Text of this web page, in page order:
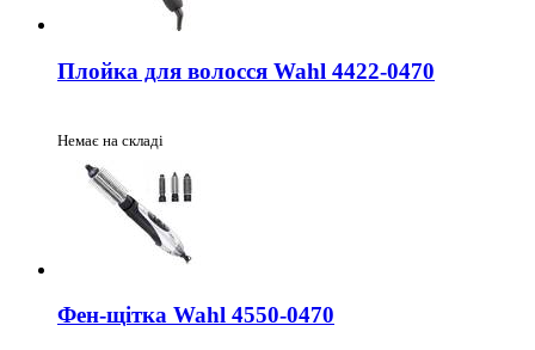
Плойка для волосся Wahl 4422-0470
Немає на складі
Фен-щітка Wahl 4550-0470